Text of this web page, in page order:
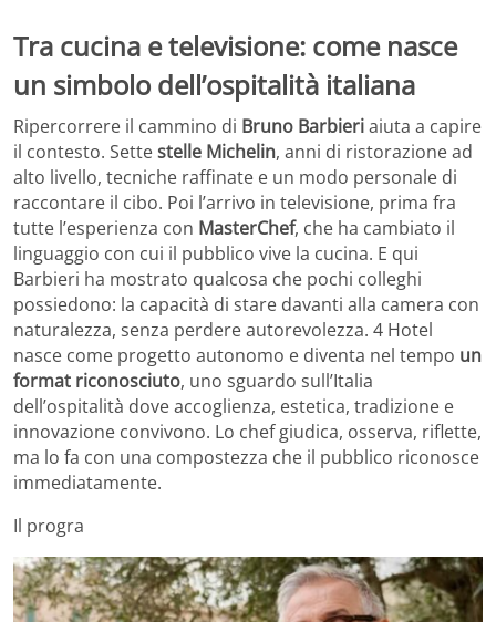
Tra cucina e televisione: come nasce
un simbolo dell’ospitalità italiana
Ripercorrere il cammino di Bruno Barbieriaiuta a capire
il contesto. Settestelle Michelin, anni di ristorazione ad
alto livello, tecniche raffinate e un modo personale di
raccontare il cibo. Poi l’arrivo in televisione, prima fra
tutte l’esperienza con MasterChef, che ha cambiato il
linguaggio con cui il pubblico vive la cucina. E qui
Barbieri ha mostrato qualcosa che pochi colleghi
possiedono: la capacità di stare davanti alla camera con
naturalezza, senza perdere autorevolezza. 4 Hotel
nasce come progetto autonomo e diventa nel tempo un
format riconosciuto, uno sguardo sull’Italia
dell’ospitalità dove accoglienza, estetica, tradizione e
innovazione convivono. Lo chef giudica, osserva, riflette,
ma lo fa con una compostezza che il pubblico riconosce
immediatamente.
Il progra